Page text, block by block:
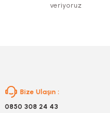
veriyoruz
Bize Ulaşın :
0850 308 24 43